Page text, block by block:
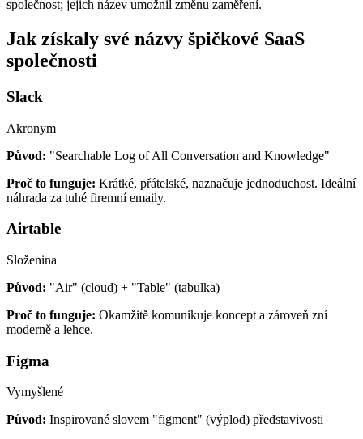
společnost; jejich název umožnil změnu zaměření.
Jak získaly své názvy špičkové SaaS
společnosti
Slack
Akronym
Původ: "Searchable Log of All Conversation and Knowledge"
Proč to funguje: Krátké, přátelské, naznačuje jednoduchost. Ideální
náhrada za tuhé firemní emaily.
Airtable
Složenina
Původ: "Air" (cloud) + "Table" (tabulka)
Proč to funguje: Okamžitě komunikuje koncept a zároveň zní
moderně a lehce.
Figma
Vymyšlené
Původ: Inspirované slovem "figment" (výplod) představivosti